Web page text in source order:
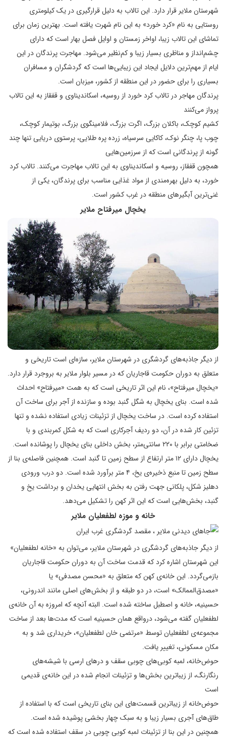
شهرستان ملایر قرار دارد. این تالاب به دلیل قرارگیری در یک کیلومتری
روستایی به نام «کرد خورد» به این نام شهرت یافته است. بهترین زمان برای
تماشای این تالاب زیبا، اواخر زمستان و اوایل فصل بهار است که دارای
چشم‌انداز و مناظری بسیار زیبا و کم‌نظیر می‌شود. مهاجرت پرندگان در این
ایام از مهم‌ترین دلایل ایجاد این زیبایی‌ها است که گردشگران و مسافران
بسیاری را برای حضور در این منطقه از کشور، میزبان است.
پرندگان مهاجر در تالاب کرد خورد از روسیه، اسکاندیناوی و قفقاز به این تالاب
پرواز می‌کنند
کشیم کوچک، باکلان بزرگ، اگرت بزرگ، فلامینگوی بزرگ، بوتیمار کوچک،
چوب پا، چنگر نوک، کاکایی سرسیاه، زرده پره طلایی، پرستوی دریایی تنها چند
گونه از پرندگانی است که از سرزمین‌هایی
همچون قفقاز، روسیه و اسکاندیناوی به این تالاب مهاجرت می‌کنند. تالاب کرد
خورد، به دلیل بهره‌مندی از مواد غذایی مناسب برای پرندگان، یکی از
غنی‌ترین آبگیرهای منطقه در غرب کشور است.
یخچال میرفتاح ملایر
از دیگر جاذبه‌های گردشگری در شهرستان ملایر، سازه‌ای است تاریخی و
متعلق به دوران حکومت قاجاریان که در مسیر بلوار ملایر به بروجرد قرار دارد.
«یخچال میرفتاح»، نام این اثر تاریخی است که به همت «میرفتاح» احداث
شده است. بنای یخچال به شگل گنبد بوده و سازنده از آجر برای ساخت آن
استفاده کرده است. در ساخت یخچال از تزئینات زیادی استفاده نشده و تنها
تزئین کار شده در آن، دو ردیف آجرکاری است که به شکل کمربندی و با
ضخامتی برابر با ۲۲۰ سانتی‌متر، بخش داخلی بنای یخچال را پوشانده است.
یخچال دارای ۱۲ متر ارتفاع از سطح زمین تا گنبد است. همچنین فاصله‌ی بنا از
سطح زمین تا منبع ذخیره‌ی یخ، ۴ متر برآورد شده است. دو درب ورودی
دهلیز شکل، پلکانی جهت رفتن به بخش انتهایی یخدان و برداشت یخ و
گنبد، بخش‌هایی است که این اثر کهن را تشکیل می‌دهد.
خانه و موزه لطفعلیان ملایر
از دیگر جاذبه‌های گردشگری در شهرستان ملایر، می‌توان به «خانه‌ لطفعلیان»
این شهرستان اشاره کرد که قدمت ساخت آن به دوران حکومت قاجاریان
بازمی‌گردد. این خانه‌ی کهن که متعلق به «محسن مصدفی» یا
«مصدق‌الممالک» است، در دو طبقه و از بخش‌های اصلی مانند اندرونی،
حسینیه، خانه و اصطبل ساخته شده است. البته آنچه که امروزه به آن خانه‌ی
لطفعلیان گفته می‌شود، درواقع همان حسینیه است که مدت‌ها بعد از ساخت
مجموعه‌ی لطفعلیان توسط «مرتضی خان لطفعلیان»، خریداری شد و به
مکان مسکونی، تغییر یافت.
حوض‌خانه، لمبه کوبی‌های چوبی سقف و درهای ارسی با شیشه‌های
رنگارنگ، از زیباترین بخش‌ها و تزئینات انجام شده در این خانه‌ی قدیمی
است
حوض‌خانه از زیباترین قسمت‌های این بنای تاریخی است که با استفاده از
طاق‌های آجری بسیار زیبا و به سبک چهار بخشی پوشیده شده است.
همچنین در این بنا از تزئینات لمبه کوبی چوبی در سقف استفاده شده است که